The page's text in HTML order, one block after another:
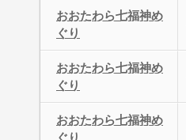
おおたわら七福神め
ぐり
おおたわら七福神め
ぐり
おおたわら七福神め